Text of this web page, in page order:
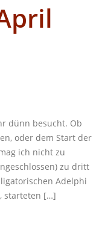
dünn besucht. Ob
oder dem Start der
ich nicht zu
zu dritt
Adelphi
starteten […]